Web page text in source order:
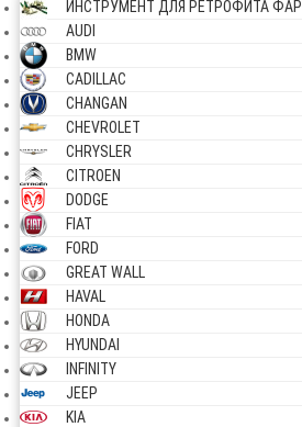
ИНСТРУМЕНТ ДЛЯ РЕТРОФИТА ФАР
AUDI
BMW
CADILLAC
CHANGAN
CHEVROLET
CHRYSLER
CITROEN
DODGE
FIAT
FORD
GREAT WALL
HAVAL
HONDA
HYUNDAI
INFINITY
JEEP
KIA